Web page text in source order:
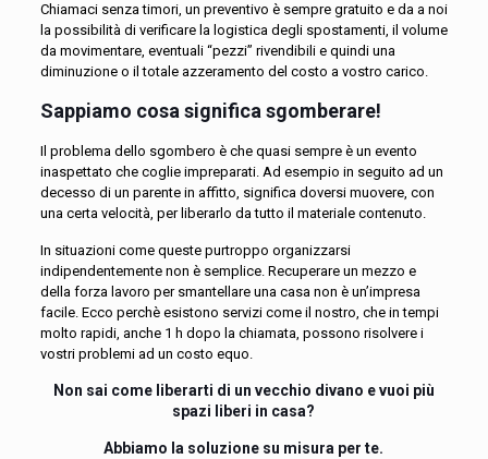
Chiamaci senza timori, un preventivo è sempre gratuito e da a noi
la possibilità di verificare la logistica degli spostamenti, il volume
da movimentare, eventuali “pezzi” rivendibili e quindi una
diminuzione o il totale azzeramento del costo a vostro carico.
Sappiamo cosa significa sgomberare!
Il problema dello sgombero è che quasi sempre è un evento
inaspettato che coglie impreparati. Ad esempio in seguito ad un
decesso di un parente in affitto, significa doversi muovere, con
una certa velocità, per liberarlo da tutto il materiale contenuto.
In situazioni come queste purtroppo organizzarsi
indipendentemente non è semplice. Recuperare un mezzo e
della forza lavoro per smantellare una casa non è un’impresa
facile. Ecco perchè esistono servizi come il nostro, che in tempi
molto rapidi, anche 1 h dopo la chiamata, possono risolvere i
vostri problemi ad un costo equo.
Non sai come liberarti di un vecchio divano e vuoi più
spazi liberi in casa?
Abbiamo la soluzione su misura per te.